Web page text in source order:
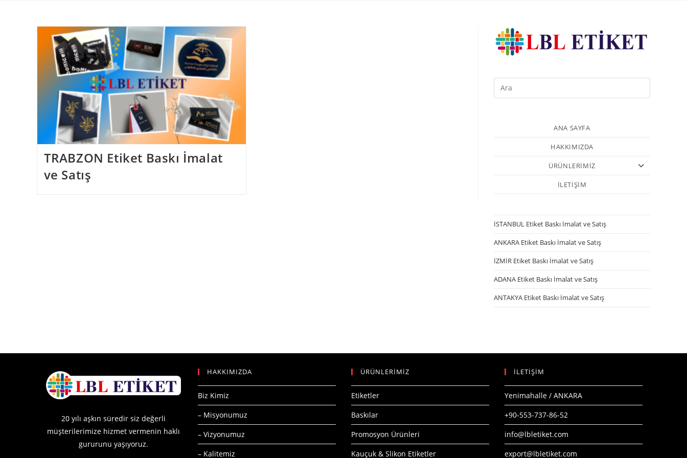
TRABZON Etiket Baskı İmalat
ve Satış
ANA SAYFA
HAKKIMIZDA
ÜRÜNLERİMİZ
İLETİŞİM
İSTANBUL Etiket Baskı İmalat ve Satış
ANKARA Etiket Baskı İmalat ve Satış
İZMİR Etiket Baskı İmalat ve Satış
ADANA Etiket Baskı İmalat ve Satış
ANTAKYA Etiket Baskı İmalat ve Satış
20 yılı aşkın süredir siz değerli
müşterilerimize hizmet vermenin haklı
gururunu yaşıyoruz.
HAKKIMIZDA
Biz Kimiz
– Misyonumuz
– Vizyonumuz
– Kalitemiz
ÜRÜNLERİMİZ
Etiketler
Baskılar
Promosyon Ürünleri
Kauçuk & Slikon Etiketler
İLETİŞİM
Yenimahalle / ANKARA
+90-553-737-86-52
info@lbletiket.com
export@lbletiket.com